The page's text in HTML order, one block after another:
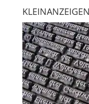
KLEINANZEIGEN